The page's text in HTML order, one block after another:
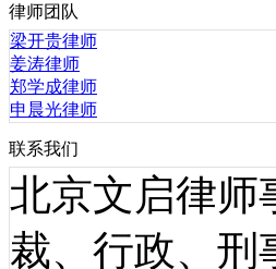
律师团队
梁开贵律师
姜涛律师
郑学成律师
申晨光律师
联系我们
北京文启律师
裁、行政、刑